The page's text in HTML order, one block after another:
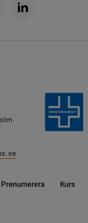
Prenumerera Kurs